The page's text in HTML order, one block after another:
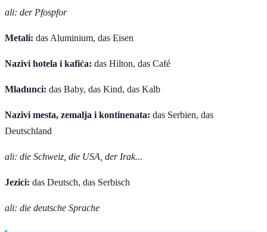
ali: der Pfospfor
Metali: das Aluminium, das Eisen
Nazivi hotela i kafića: das Hilton, das Café
Mladunci: das Baby, das Kind, das Kalb
Nazivi mesta, zemalja i kontinenata: das Serbien, das
Deutschland
ali: die Schweiz, die USA, der Irak...
Jezici: das Deutsch, das Serbisch
ali: die deutsche Sprache